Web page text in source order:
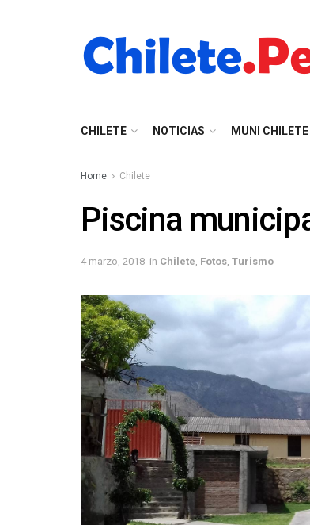
CHILETE NOTICIAS MUNI CHILETE
Home Chilete
Piscina
4 marzo, 2018 in Chilete Fotos Turismo